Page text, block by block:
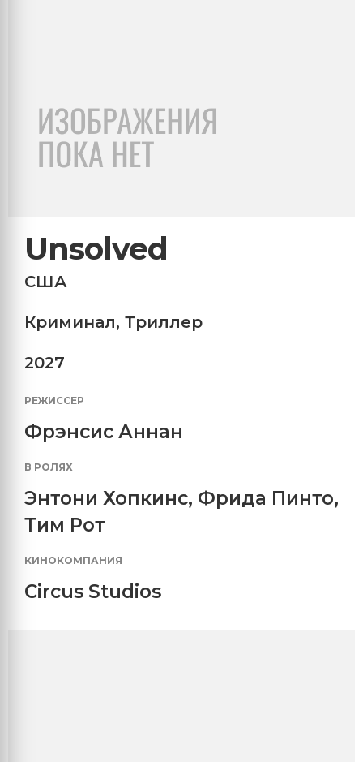
Unsolved
США
Криминал, Триллер
2027
РЕЖИССЕР
Фрэнсис Аннан
В РОЛЯХ
Энтони Хопкинс, Фрида Пинто,
Тим Рот
КИНОКОМПАНИЯ
Circus Studios